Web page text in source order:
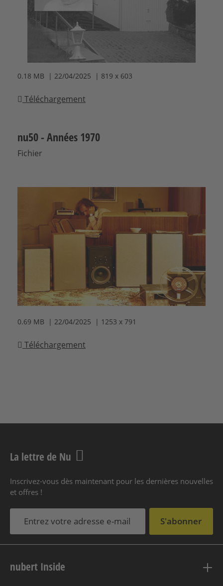
0.18 MB | 22/04/2025 | 819 x 603
Téléchargement
nu50 - Années 1970
Fichier
0.69 MB | 22/04/2025 | 1253 x 791
Téléchargement
La lettre de Nu
Inscrivez-vous dès maintenant pour les dernières nouvelles
et offres !
S'abonner
nubert Inside